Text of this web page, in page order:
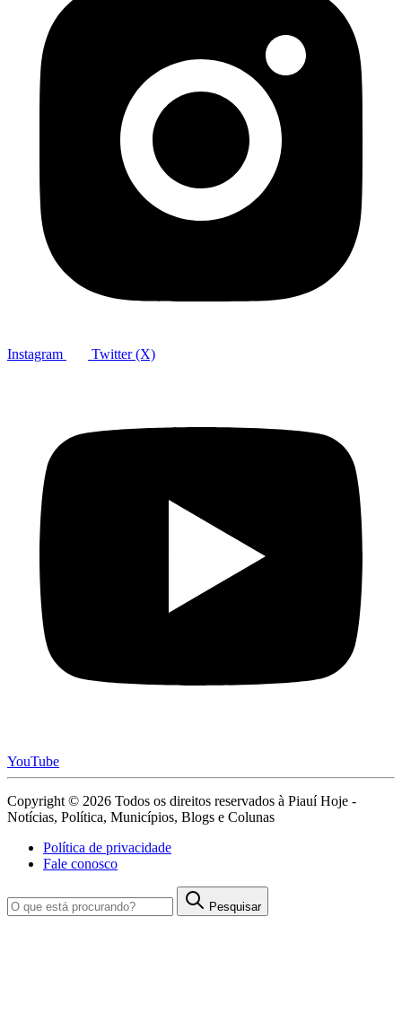
Instagram Twitter (X)
YouTube
Copyright © 2026 Todos os direitos reservados à Piauí Hoje -
Notícias, Política, Municípios, Blogs e Colunas
Política de privacidade
Fale conosco
Pesquisar